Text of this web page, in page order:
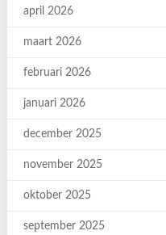
april 2026
maart 2026
februari 2026
januari 2026
december 2025
november 2025
oktober 2025
september 2025